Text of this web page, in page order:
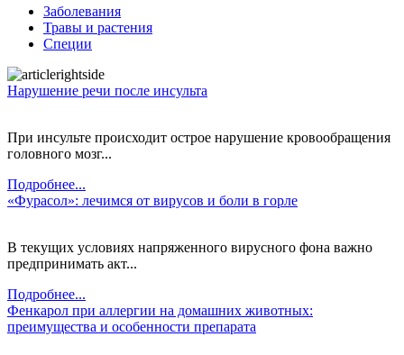
Заболевания
Травы и растения
Специи
Нарушение речи после инсульта
При инсульте происходит острое нарушение кровообращения
головного мозг...
Подробнее...
«Фурасол»: лечимся от вирусов и боли в горле
В текущих условиях напряженного вирусного фона важно
предпринимать акт...
Подробнее...
Фенкарол при аллергии на домашних животных:
преимущества и особенности препарата